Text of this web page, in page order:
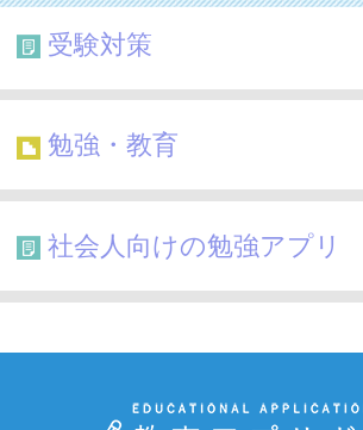
受験対策
勉強・教育
社会人向けの勉強アプリ